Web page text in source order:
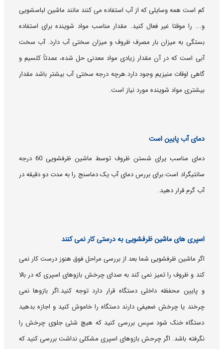
کم است همه وسایلی که از آب استفاده می کنند مانند ماشین لباسشویی
و... را موقتا غیر فعال کنید. مقدار مناسب مواد شوینده برای استفاده
بستگی به میزان بار مصرف ظروف و میزان سختی آب دارد. آب سخت
آبی است که در آن مقدار زیادی مواد معدنی حل شده، عمدتاً کلسیم و
گاهی اوقات منیزیم وجود دارد.هرچه درجه سختی آب بیشتر باشد مقدار
بیشتری مواد شوینده مورد نیاز است.
دمای آب پایین است
دمای مناسب یرای شستن ظروف توسط ماشین ظرفشویی 60 درجه
سانتیگراد است.برای بررس دمای آب یک دماسنج را به مدت دو دقیقه در
آب گرم قرار دهید.
اسپری های ماشین ظرفشویی به درستی کار نمی کنند
اگر ماشین ظرفشویی شما بعد از بررسی مراحل فوق هنوز درست کار نمی
کند و ظروف را تمیز نمی کند به صدای چرخش بازوهای اسپری که در بالا
و پایین محفظه داخلی دستگاه قرار دارد توجه کنید.اگر بازوها نمی
چرخند یا چرخش ضعیفی دارند دستگاه را خاموش کنید و اجازه بدهید
دستگاه خنک شود سپس بررسی کنید که هیچ شئی جلوی چرخش را
نگرفته باشد. اگر چرحش بازوهای اسپری مشکلی نداشت بررسی کنید که